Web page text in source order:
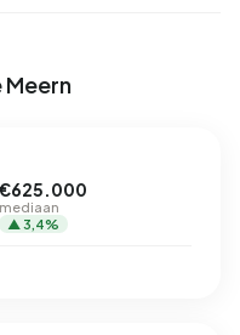
€625.000
mediaan
▲ 3,4%